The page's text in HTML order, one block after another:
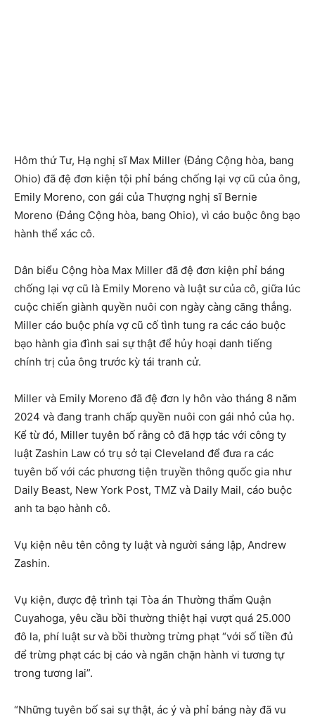
Hôm thứ Tư, Hạ nghị sĩ Max Miller (Đảng Cộng hòa, bang
Ohio) đã đệ đơn kiện tội phỉ báng chống lại vợ cũ của ông,
Emily Moreno, con gái của Thượng nghị sĩ Bernie
Moreno (Đảng Cộng hòa, bang Ohio), vì cáo buộc ông bạo
hành thể xác cô.
Dân biểu Cộng hòa Max Miller đã đệ đơn kiện phỉ báng
chống lại vợ cũ là Emily Moreno và luật sư của cô, giữa lúc
cuộc chiến giành quyền nuôi con ngày càng căng thẳng.
Miller cáo buộc phía vợ cũ cố tình tung ra các cáo buộc
bạo hành gia đình sai sự thật để hủy hoại danh tiếng
chính trị của ông trước kỳ tái tranh cử.
Miller và Emily Moreno đã đệ đơn ly hôn vào tháng 8 năm
2024 và đang tranh chấp quyền nuôi con gái nhỏ của họ.
Kể từ đó, Miller tuyên bố rằng cô đã hợp tác với công ty
luật Zashin Law có trụ sở tại Cleveland để đưa ra các
tuyên bố với các phương tiện truyền thông quốc gia như
Daily Beast, New York Post, TMZ và Daily Mail, cáo buộc
anh ta bạo hành cô.
Vụ kiện nêu tên công ty luật và người sáng lập, Andrew
Zashin.
Vụ kiện, được đệ trình tại Tòa án Thường thẩm Quận
Cuyahoga, yêu cầu bồi thường thiệt hại vượt quá 25.000
đô la, phí luật sư và bồi thường trừng phạt “với số tiền đủ
để trừng phạt các bị cáo và ngăn chặn hành vi tương tự
trong tương lai”.
“Những tuyên bố sai sự thật, ác ý và phỉ báng này đã vu